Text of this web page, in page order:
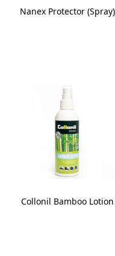
Nanex Protector (Spray)
Collonil Bamboo Lotion